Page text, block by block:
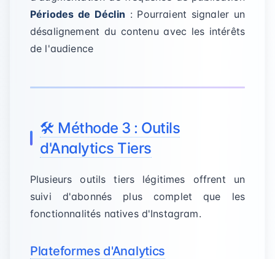
Périodes de Déclin : Pourraient signaler un
désalignement du contenu avec les intérêts
de l'audience
🛠️ Méthode 3 : Outils
d'Analytics Tiers
Plusieurs outils tiers légitimes offrent un
suivi d'abonnés plus complet que les
fonctionnalités natives d'Instagram.
Plateformes d'Analytics